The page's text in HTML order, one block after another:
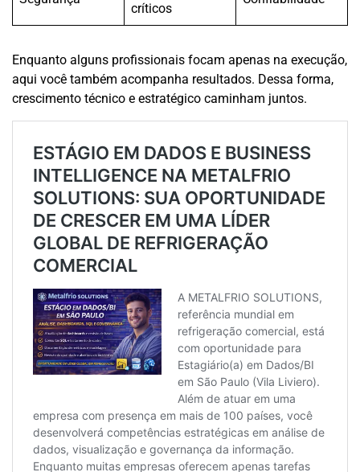
críticos
Enquanto alguns profissionais focam apenas na execução,
aqui você também acompanha resultados. Dessa forma,
crescimento técnico e estratégico caminham juntos.